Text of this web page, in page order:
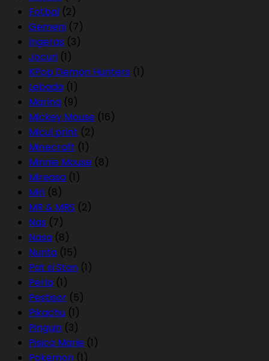
Fotbal (2)
Gemeni (7)
Ingeras (3)
Jocuri (1)
KPop Demon Hunters (1)
Lebada (1)
Marina (9)
Mickey Mouse (16)
Micul print (2)
Minecraft (1)
Minnie Mouse (8)
Mireasa (1)
Miri (8)
MR & MRS (2)
Nas (7)
Nasa (8)
Nunta (15)
Pat si Stan (1)
Perla (1)
Pestisor (5)
Pikachu (1)
Pinguin (3)
Pisica Marie (1)
Pokemon (1)